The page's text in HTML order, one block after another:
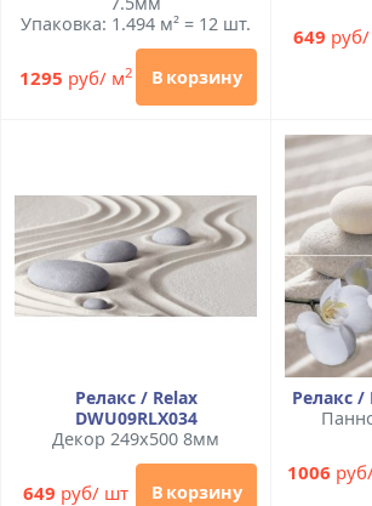
Упаковка: 1.494 м² = 12 шт.
1295 руб/ м2 В корзину
649
Релакс / Relax
DWU09RLX034
Декор 249x500 8мм
649 руб/ шт В корзину
Релакс /
1006